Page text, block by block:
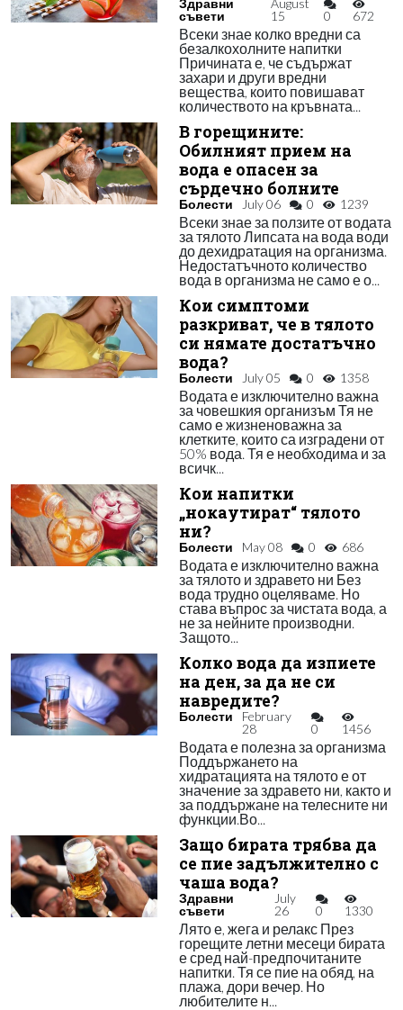
Здравни
съвети
August
15
0 672
Всеки знае колко вредни са
безалкохолните напитки
Причината е, че съдържат
захари и други вредни
вещества, които повишават
количеството на кръвната...
В горещините:
Обилният прием на
вода е опасен за
сърдечно болните
Болести July 06 0 1239
Всеки знае за ползите от водата
за тялото Липсата на вода води
до дехидратация на организма.
Недостатъчното количество
вода в организма не само е о...
Кои симптоми
разкриват, че в тялото
си нямате достатъчно
вода?
Болести July 05 0 1358
Водата е изключително важна
за човешкия организъм Тя не
само е жизненоважна за
клетките, които са изградени от
50% вода. Тя е необходима и за
всичк...
Кои напитки
„нокаутират“ тялото
ни?
Болести May 08 0 686
Водата е изключително важна
за тялото и здравето ни Без
вода трудно оцеляваме. Но
става въпрос за чистата вода, а
не за нейните производни.
Защото...
Колко вода да изпиете
на ден, за да не си
навредите?
Болести
February
28
0 1456
Водата е полезна за организма
Поддържането на
хидратацията на тялото е от
значение за здравето ни, както и
за поддържане на телесните ни
функции.Во...
Защо бирата трябва да
се пие задължително с
чаша вода?
Здравни
съвети
July
26
0 1330
Лято е, жега и релакс През
горещите летни месеци бирата
е сред най-предпочитаните
напитки. Тя се пие на обяд, на
плажа, дори вечер. Но
любителите н...